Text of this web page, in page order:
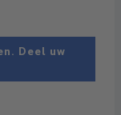
Deel uw